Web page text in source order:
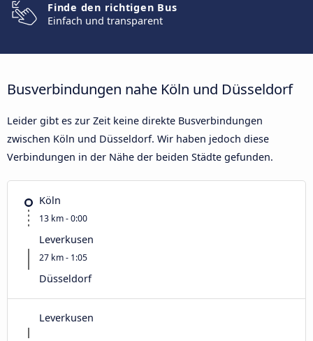
Finde den richtigen Bus
Einfach und transparent
Busverbindungen nahe Köln und Düsseldorf
Leider gibt es zur Zeit keine direkte Busverbindungen
zwischen Köln und Düsseldorf. Wir haben jedoch diese
Verbindungen in der Nähe der beiden Städte gefunden.
Köln
13 km - 0:00
Leverkusen
27 km - 1:05
Düsseldorf
Leverkusen